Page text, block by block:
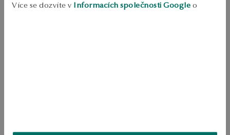
Více se dozvíte v Informacích společnosti Google o